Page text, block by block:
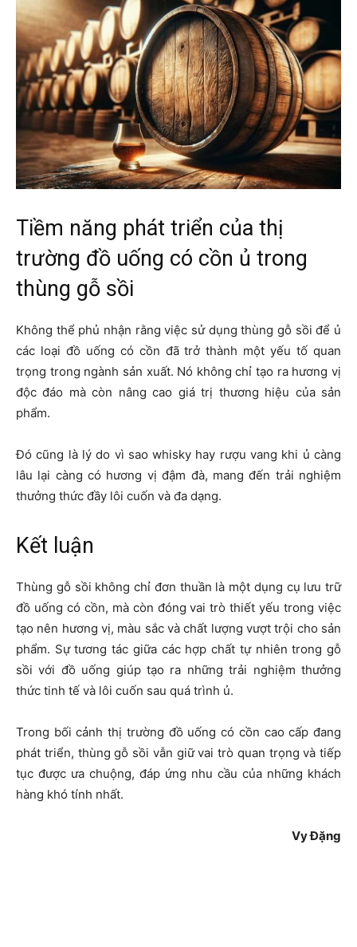
Tiềm năng phát triển của thị
trường đồ uống có cồn ủ trong
thùng gỗ sồi
Không thể phủ nhận rằng việc sử dụng thùng gỗ sồi để ủ
các loại đồ uống có cồn đã trở thành một yếu tố quan
trọng trong ngành sản xuất. Nó không chỉ tạo ra hương vị
độc đáo mà còn nâng cao giá trị thương hiệu của sản
phẩm.
Đó cũng là lý do vì sao whisky hay rượu vang khi ủ càng
lâu lại càng có hương vị đậm đà, mang đến trải nghiệm
thưởng thức đầy lôi cuốn và đa dạng.
Kết luận
Thùng gỗ sồi không chỉ đơn thuần là một dụng cụ lưu trữ
đồ uống có cồn, mà còn đóng vai trò thiết yếu trong việc
tạo nên hương vị, màu sắc và chất lượng vượt trội cho sản
phẩm. Sự tương tác giữa các hợp chất tự nhiên trong gỗ
sồi với đồ uống giúp tạo ra những trải nghiệm thưởng
thức tinh tế và lôi cuốn sau quá trình ủ.
Trong bối cảnh thị trường đồ uống có cồn cao cấp đang
phát triển, thùng gỗ sồi vẫn giữ vai trò quan trọng và tiếp
tục được ưa chuộng, đáp ứng nhu cầu của những khách
hàng khó tính nhất.
Vy Đặng